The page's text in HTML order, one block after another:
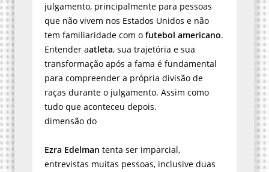
julgamento, principalmente para pessoas
que não vivem nos Estados Unidos e não
tem familiaridade com o futebol americano.
Entender aatleta, sua trajetória e sua
transformação após a fama é fundamental
para compreender a própria divisão de
raças durante o julgamento. Assim como
tudo que aconteceu depois.
dimensão do
Ezra Edelman tenta ser imparcial,
entrevistas muitas pessoas, inclusive duas